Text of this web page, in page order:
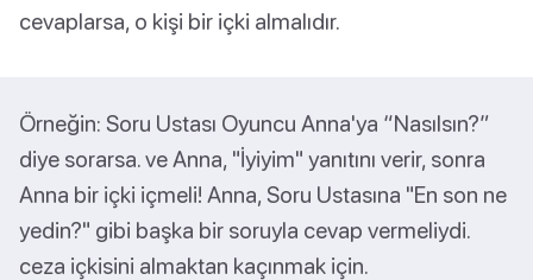
cevaplarsa, o kişi bir içki almalıdır.
Örneğin: Soru Ustası Oyuncu Anna'ya “Nasılsın?”
diye sorarsa. ve Anna, "İyiyim" yanıtını verir, sonra
Anna bir içki içmeli! Anna, Soru Ustasına "En son ne
yedin?" gibi başka bir soruyla cevap vermeliydi.
ceza içkisini almaktan kaçınmak için.